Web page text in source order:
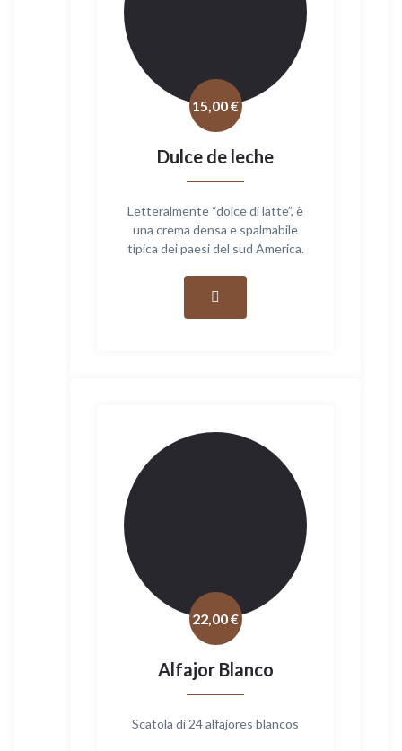
15,00€
Dulce de leche
Letteralmente “dolce di latte”, è
una crema densa e spalmabile
tipica dei paesi del sud America.
22,00€
Alfajor Blanco
Scatola di 24 alfajores blancos